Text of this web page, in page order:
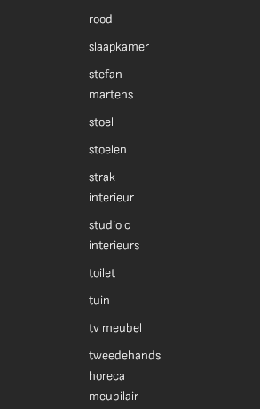
rood
slaapkamer
stefan
martens
stoel
stoelen
strak
interieur
studio c
interieurs
toilet
tuin
tv meubel
tweedehands
horeca
meubilair